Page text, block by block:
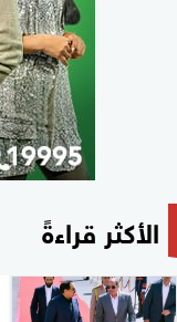
الأكثر قراءةً